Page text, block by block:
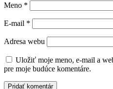
Meno *
E-mail *
Adresa webu
Uložiť moje meno, e-mail a
pre moje budúce komentáre.